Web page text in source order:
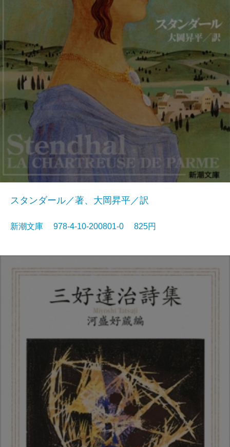
スタンダール／著、大岡昇平／訳
新潮文庫 978-4-10-200801-0 825円